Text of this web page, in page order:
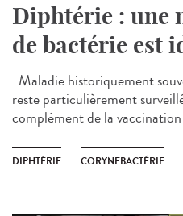
Diphtérie : une
de bactérie est
Maladie historiquement
reste particulièrement
complément de la
DIPHTÉRIE CORYNEBACTÉRIE